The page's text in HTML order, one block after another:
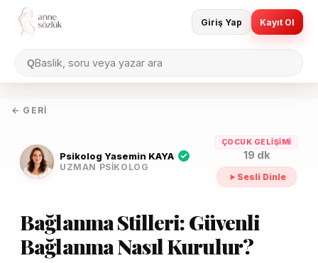
QBaslik, soru veya yazar ara
Giriş Yap Kayıt Ol
← GERI
Psikolog Yasemin KAYA
UZMAN PSIKOLOG
ÇOCUK GELIŞIMI
19 dk
Sesli Dinle
Bağlanma Stilleri: Güvenli
Bağlanma Nasıl Kurulur?